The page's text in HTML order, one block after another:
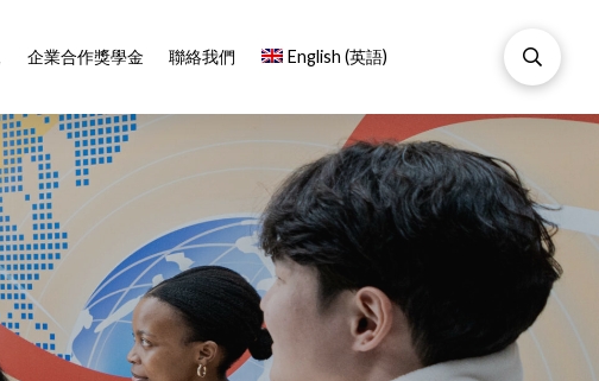
企業合作獎學金 聯絡我們 English (英語)